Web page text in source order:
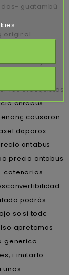
guatambú
original
ante
alerlisin y
con puro
Tus orozquistas
antabus
causaron
daparox
antabus
precio antabus
catenarias
podràs
so si toda
apretamos
generico
i imitarlo
unas